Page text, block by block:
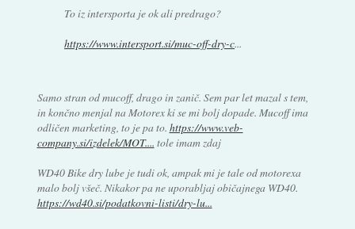
To iz intersporta je ok ali predrago?
https://www.intersport.si/muc-off-dry-c...
Samo stran od mucoff, drago in zanič. Sem par let mazal s tem,
in končno menjal na Motorex ki se mi bolj dopade. Mucoff ima
odličen marketing, to je pa to. https://www.veb-
company.si/izdelek/MOT.... tole imam zdaj
WD40 Bike dry lube je tudi ok, ampak mi je tale od motorexa
malo bolj všeč. Nikakor pa ne uporabljaj običajnega WD40.
https://wd40.si/podatkovni-listi/dry-lu...